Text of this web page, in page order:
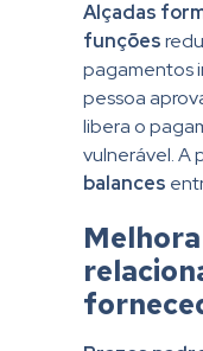
Alçadas
funções
pagamentos
pessoa
libera o
vulnerável. A
balances